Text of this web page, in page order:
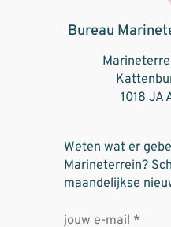
Bureau
1018 JA
Weten wat er
Marineterrein?
maandelijkse